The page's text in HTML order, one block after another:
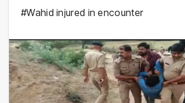
#Wahid injured in encounter